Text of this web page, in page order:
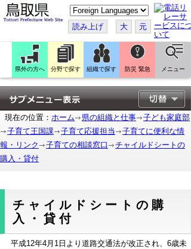
こ
の
ペ
ー
ジ
翻
訳
す
る
読み上げ 大 元
県外の方へ 分野で探す 組織で探す 防災 緊急 メニュー
現在の位置： ホーム 県の組織と仕事
子ども家庭部
子育て王国課
子育て応援担当
子育てに便利な情
報・リンク
子育ての相談窓口
チャイルドシートの
購入・貸付
チャイルドシートの購
入・貸付
平成12年4月1日より道路交通法が改正され、6歳未